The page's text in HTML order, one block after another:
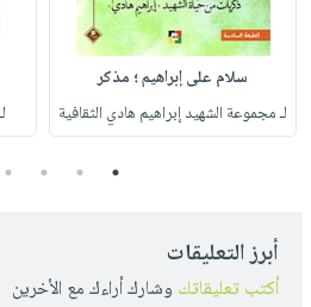
سلام على إبراهيم ؛ مذكر
لـ مجموعة الشهيد إبراهيم هادي الثقافية
1
2
3
4
أبرز التعليقات
أكتب تعليقاتك وشارك أراءك مع الأخرين